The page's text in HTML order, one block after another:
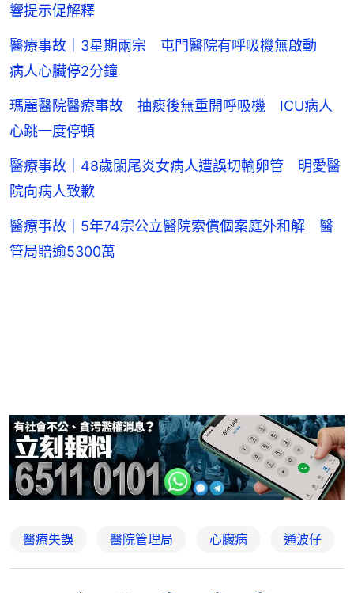
響提示促解釋
醫療事故｜3星期兩宗 屯門醫院有呼吸機無啟動
病人心臟停2分鐘
瑪麗醫院醫療事故 抽痰後無重開呼吸機 ICU病人
心跳一度停頓
醫療事故｜48歲闌尾炎女病人遭誤切輸卵管 明愛醫
院向病人致歉
醫療事故｜5年74宗公立醫院索償個案庭外和解 醫
管局賠逾5300萬
醫療失誤 醫院管理局 心臟病 通波仔